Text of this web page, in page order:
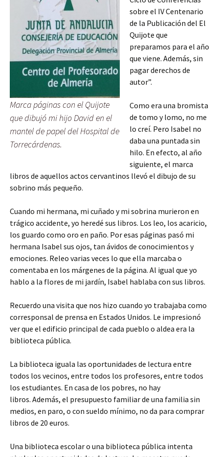
Marca páginas con el Quijote
que dibujó mi hijo David en el
mantel de papel del Hospital de
Torrecárdenas.
sobre el IV Centenario
de la Publicación del El
Quijote que
preparamos para el año
que viene. Además, sin
pagar derechos de
autor”.
Como era una bromista
de tomo y lomo, no me
lo creí. Pero Isabel no
daba una puntada sin
hilo. En efecto, al año
siguiente, el marca
libros de aquellos actos cervantinos llevó el dibujo de su
sobrino más pequeño.
Cuando mi hermana, mi cuñado y mi sobrina murieron en
trágico accidente, yo heredé sus libros. Los leo, los acaricio,
los guardo como oro en paño. Por esas páginas pasó mi
hermana Isabel sus ojos, tan ávidos de conocimientos y
emociones. Releo varias veces lo que ella marcaba o
comentaba en los márgenes de la página. Al igual que yo
hablo a la flores de mi jardín, Isabel hablaba con sus libros.
Recuerdo una visita que nos hizo cuando yo trabajaba como
corresponsal de prensa en Estados Unidos. Le impresionó
ver que el edificio principal de cada pueblo o aldea era la
biblioteca pública.
La biblioteca iguala las oportunidades de lectura entre
todos los vecinos, entre todos los profesores, entre todos
los estudiantes. En casa de los pobres, no hay
libros. Además, el presupuesto familiar de una familia sin
medios, en paro, o con sueldo mínimo, no da para comprar
libros de 20 euros.
Una biblioteca escolar o una biblioteca pública intenta